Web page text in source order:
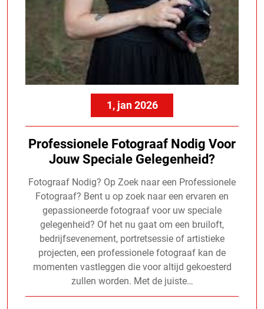
1, jan 2026
Professionele Fotograaf Nodig Voor
Jouw Speciale Gelegenheid?
Fotograaf Nodig? Op Zoek naar een Professionele
Fotograaf? Bent u op zoek naar een ervaren en
gepassioneerde fotograaf voor uw speciale
gelegenheid? Of het nu gaat om een bruiloft,
bedrijfsevenement, portretsessie of artistieke
projecten, een professionele fotograaf kan de
momenten vastleggen die voor altijd gekoesterd
zullen worden. Met de juiste…